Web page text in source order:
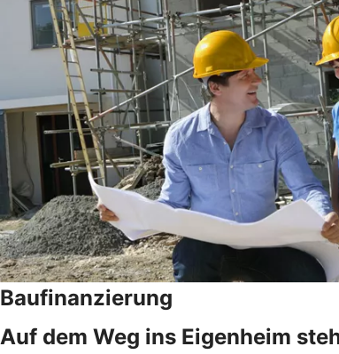
Baufinanzierung
Auf dem Weg ins Eigenheim